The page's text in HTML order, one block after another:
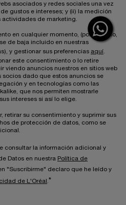
asociados y redes sociales una vez
gustos e intereses; y (ii) la medición
actividades de marketing.
en cualquier momento, (por ejemplo,
de baja incluido en nuestras
y gestionar sus preferencias aquí.
este consentimiento o lo retire
viendo anuncios nuestros en sitios web
socios dado que estos anuncios se
y en tecnologías como las
que nos permiten mostrarle
intereses si así lo elige.
retirar su consentimiento y suprimir sus
de protección de datos, como se
consultar la información adicional y
Datos en nuestra Política de
"Suscribirme" declaro que he leído y
de L'Oréal .*